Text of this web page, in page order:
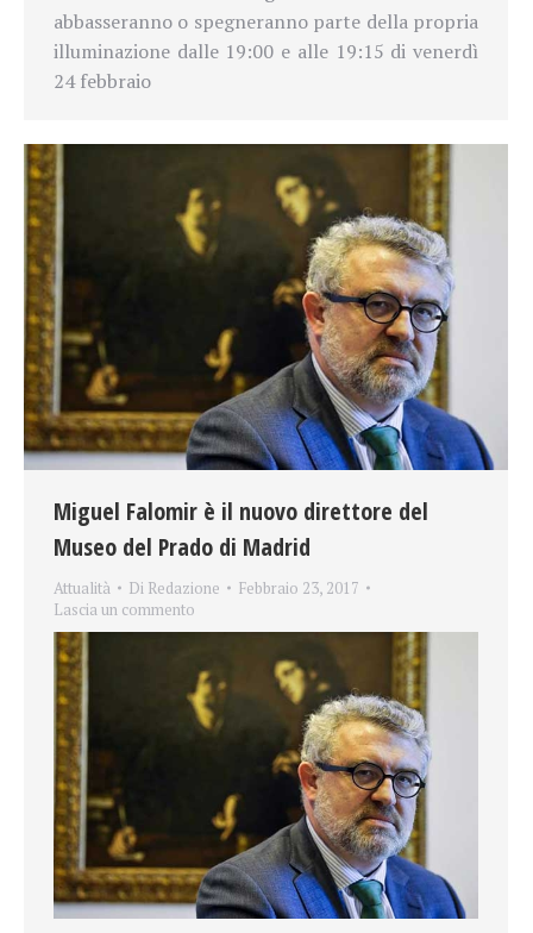
abbasseranno o spegneranno parte della propria
illuminazione dalle 19:00 e alle 19:15 di venerdì
24 febbraio
Miguel Falomir è il nuovo direttore del
Museo del Prado di Madrid
Attualità Di Redazione
Febbraio 23, 2017
Lascia un commento